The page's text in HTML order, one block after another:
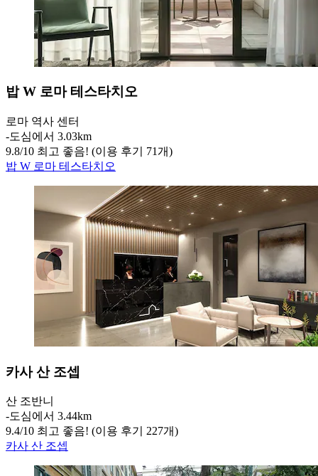
밥 W 로마 테스타치오
로마 역사 센터
‐도심에서 3.03km
9.8/10 최고 좋음! (이용 후기 71개)
밥 W 로마 테스타치오
카사 산 조셉
산 조반니
‐도심에서 3.44km
9.4/10 최고 좋음! (이용 후기 227개)
카사 산 조셉